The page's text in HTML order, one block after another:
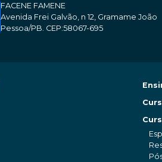
FACENE FAMENE
Avenida Frei Galvão, n 12, Gramame João
Pessoa/PB. CEP:58067-695